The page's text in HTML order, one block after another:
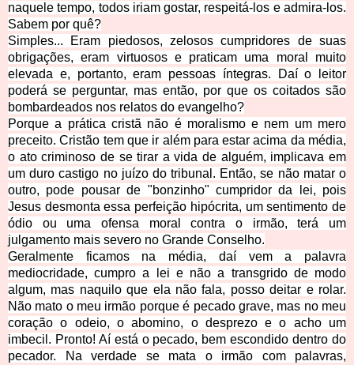
naquele tempo, todos iriam gostar, respeitá-los e admira-los.
Sabem por quê?
Simples... Eram piedosos, zelosos cumpridores de suas
obrigações, eram virtuosos e praticam uma moral muito
elevada e, portanto, eram pessoas íntegras. Daí o leitor
poderá se perguntar, mas então, por que os coitados são
bombardeados nos relatos do evangelho?
Porque a prática cristã não é moralismo e nem um mero
preceito. Cristão tem que ir além para estar acima da média,
o ato criminoso de se tirar a vida de alguém, implicava em
um duro castigo no juízo do tribunal. Então, se não matar o
outro, pode pousar de "bonzinho" cumpridor da lei, pois
Jesus desmonta essa perfeição hipócrita, um sentimento de
ódio ou uma ofensa moral contra o irmão, terá um
julgamento mais severo no Grande Conselho.
Geralmente ficamos na média, daí vem a palavra
mediocridade, cumpro a lei e não a transgrido de modo
algum, mas naquilo que ela não fala, posso deitar e rolar.
Não mato o meu irmão porque é pecado grave, mas no meu
coração o odeio, o abomino, o desprezo e o acho um
imbecil. Pronto! Aí está o pecado, bem escondido dentro do
pecador. Na verdade se mata o irmão com palavras,